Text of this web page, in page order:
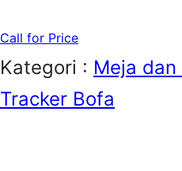
Call for Price
Kategori : Meja
Tracker Bofa